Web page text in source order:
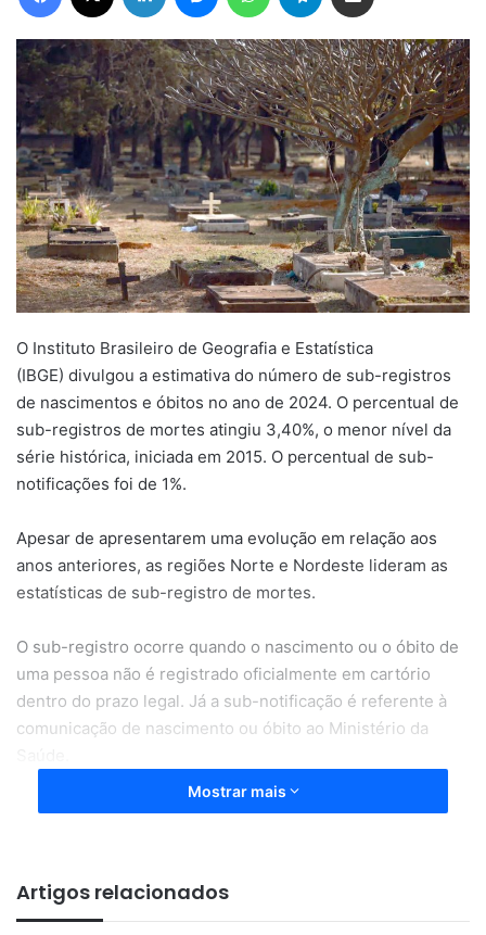
O Instituto Brasileiro de Geografia e Estatística
(IBGE) divulgou a estimativa do número de sub-registros
de nascimentos e óbitos no ano de 2024. O percentual de
sub-registros de mortes atingiu 3,40%, o menor nível da
série histórica, iniciada em 2015. O percentual de sub-
notificações foi de 1%.
Apesar de apresentarem uma evolução em relação aos
anos anteriores, as regiões Norte e Nordeste lideram as
estatísticas de sub-registro de mortes.
O sub-registro ocorre quando o nascimento ou o óbito de
uma pessoa não é registrado oficialmente em cartório
dentro do prazo legal. Já a sub-notificação é referente à
comunicação de nascimento ou óbito ao Ministério da
Números por região
devidamente foi de11,36%
três vezes maior que a média nacional.
Mostrar mais
Artigos relacionados